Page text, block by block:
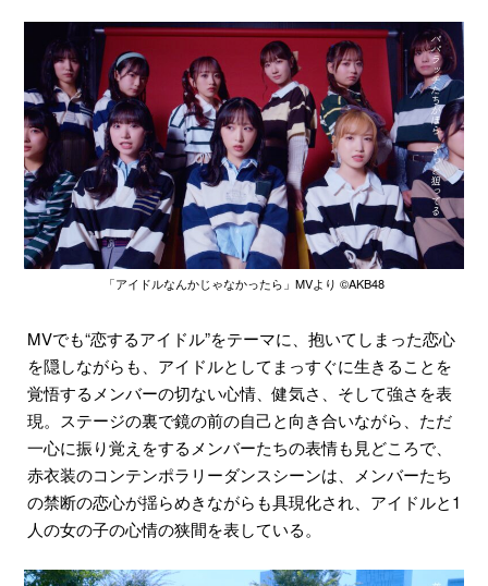
「アイドルなんかじゃなかったら」MVより ©︎AKB48
MVでも“恋するアイドル”をテーマに、抱いてしまった恋心
を隠しながらも、アイドルとしてまっすぐに生きることを
覚悟するメンバーの切ない心情、健気さ、そして強さを表
現。ステージの裏で鏡の前の自己と向き合いながら、ただ
一心に振り覚えをするメンバーたちの表情も見どころで、
赤衣装のコンテンポラリーダンスシーンは、メンバーたち
の禁断の恋心が揺らめきながらも具現化され、アイドルと1
人の女の子の心情の狭間を表している。